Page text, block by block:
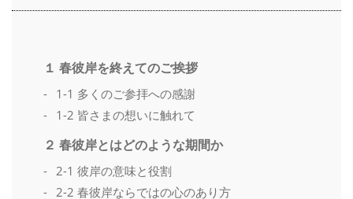
１ 春彼岸を終えてのご挨拶
1-1 多くのご参拝への感謝
1-2 皆さまの想いに触れて
２ 春彼岸とはどのような期間か
2-1 彼岸の意味と役割
2-2 春彼岸ならではの心のあり方